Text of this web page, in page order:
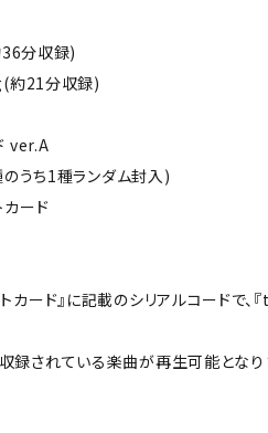
36分収録)
21分収録)
ver.A
うち1種ランダム封入)
カード
カード』に記載のシリアルコードで
されている楽曲が再生可能となり